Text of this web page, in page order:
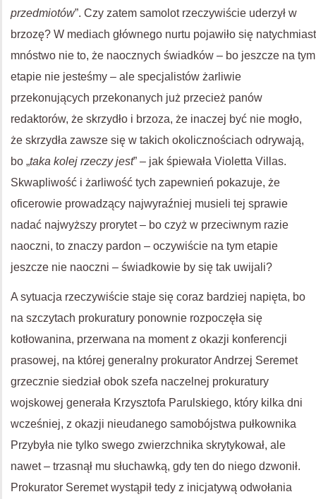
przedmiotów”. Czy zatem samolot rzeczywiście uderzył w
brzozę? W mediach głównego nurtu pojawiło się natychmiast
mnóstwo nie to, że naocznych świadków – bo jeszcze na tym
etapie nie jesteśmy – ale specjalistów żarliwie
przekonujących przekonanych już przecież panów
redaktorów, że skrzydło i brzoza, że inaczej być nie mogło,
że skrzydła zawsze się w takich okolicznościach odrywają,
bo „taka kolej rzeczy jest” – jak śpiewała Violetta Villas.
Skwapliwość i żarliwość tych zapewnień pokazuje, że
oficerowie prowadzący najwyraźniej musieli tej sprawie
nadać najwyższy prorytet – bo czyż w przeciwnym razie
naoczni, to znaczy pardon – oczywiście na tym etapie
jeszcze nie naoczni – świadkowie by się tak uwijali?
A sytuacja rzeczywiście staje się coraz bardziej napięta, bo
na szczytach prokuratury ponownie rozpoczęła się
kotłowanina, przerwana na moment z okazji konferencji
prasowej, na której generalny prokurator Andrzej Seremet
grzecznie siedział obok szefa naczelnej prokuratury
wojskowej generała Krzysztofa Parulskiego, który kilka dni
wcześniej, z okazji nieudanego samobójstwa pułkownika
Przybyła nie tylko swego zwierzchnika skrytykował, ale
nawet – trzasnął mu słuchawką, gdy ten do niego dzwonił.
Prokurator Seremet wystąpił tedy z inicjatywą odwołania